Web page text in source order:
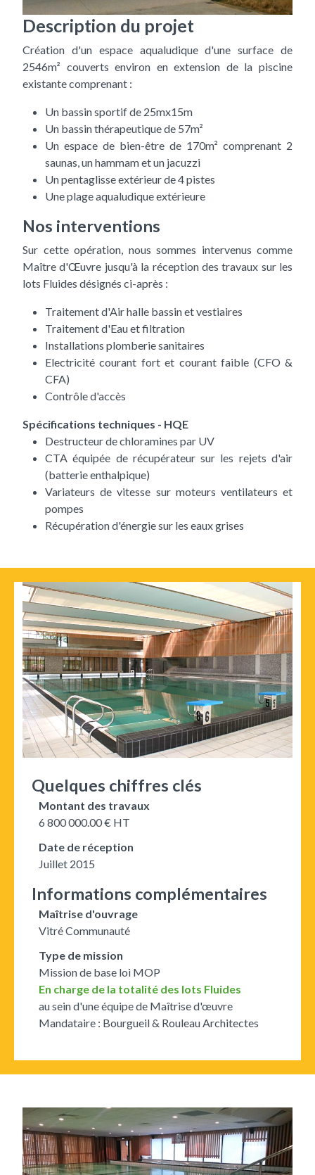
Description du projet
Création d'un espace aqualudique d'une surface de
2546m² couverts environ en extension de la piscine
existante comprenant :
Un bassin sportif de 25mx15m
Un bassin thérapeutique de 57m²
Un espace de bien-être de 170m² comprenant 2
saunas, un hammam et un jacuzzi
Un pentaglisse extérieur de 4 pistes
Une plage aqualudique extérieure
Nos interventions
Sur cette opération, nous sommes intervenus comme
Maître d'Œuvre jusqu'à la réception des travaux sur les
lots Fluides désignés ci-après :
Traitement d'Air halle bassin et vestiaires
Traitement d'Eau et filtration
Installations plomberie sanitaires
Electricité courant fort et courant faible (CFO &
CFA)
Contrôle d'accès
Spécifications techniques - HQE
Destructeur de chloramines par UV
CTA équipée de récupérateur sur les rejets d'air
(batterie enthalpique)
Variateurs de vitesse sur moteurs ventilateurs et
pompes
Récupération d'énergie sur les eaux grises
Quelques chiffres clés
Montant des travaux
6 800 000.00 € HT
Date de réception
Juillet 2015
Informations complémentaires
Maîtrise d'ouvrage
Vitré Communauté
Type de mission
Mission de base loi MOP
En charge de la totalité des lots Fluides
au sein d'une équipe de Maîtrise d'œuvre
Mandataire : Bourgueil & Rouleau Architectes